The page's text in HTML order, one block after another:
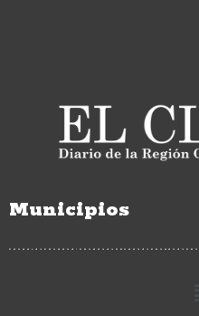
Municipios